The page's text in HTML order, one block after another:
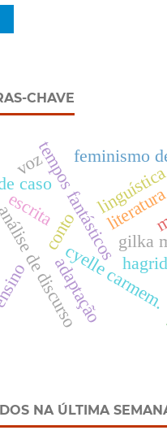
CHAVE
tempos fantásticos
de discurso gilka
cyelle
feminismo
caso
escrita linguística
conto
voz
adaptação hagrid
NA ÚLTIMA